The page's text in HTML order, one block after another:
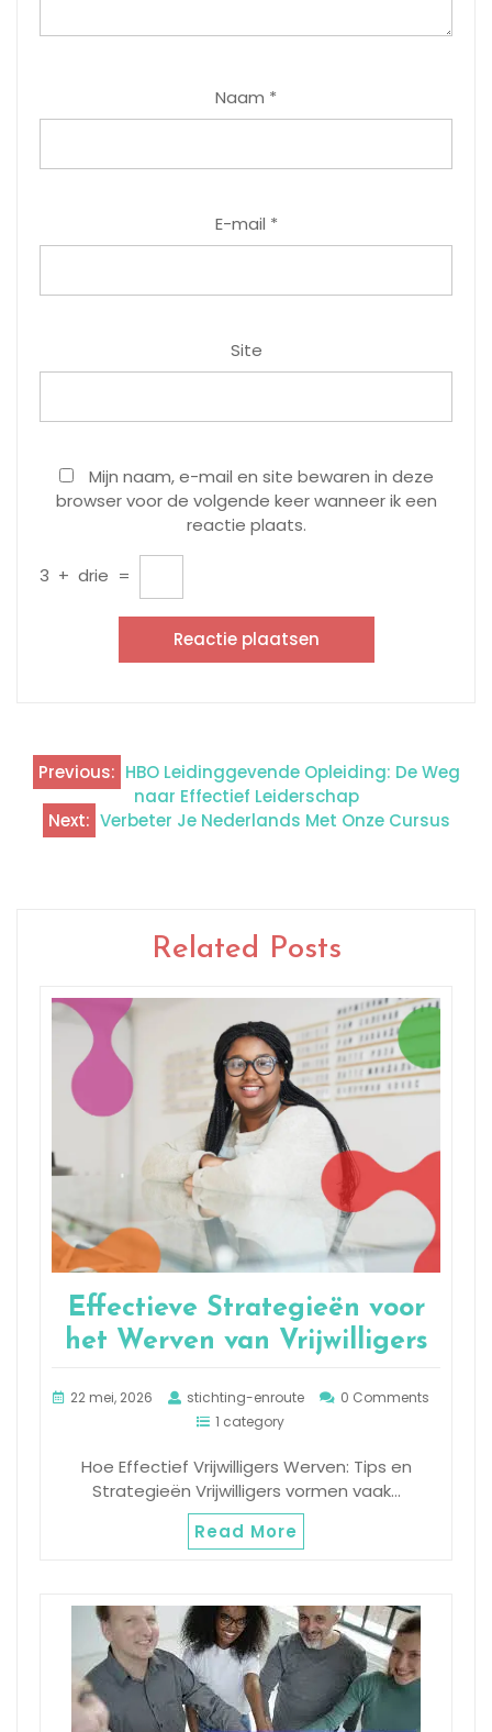
Naam *
E-mail *
Site
Mijn naam, e-mail en site bewaren in deze
browser voor de volgende keer wanneer ik een
reactie plaats.
3 + drie =
Berichtnavigatie
Previous: HBO Leidinggevende Opleiding: De Weg
naar Effectief Leiderschap
Next: Verbeter Je Nederlands Met Onze Cursus
Related Posts
Effectieve Strategieën voor
het Werven van Vrijwilligers
22 mei, 2026 stichting-enroute
0 Comments
1 category
Hoe Effectief Vrijwilligers Werven: Tips en
Strategieën Vrijwilligers vormen vaak…
Read More